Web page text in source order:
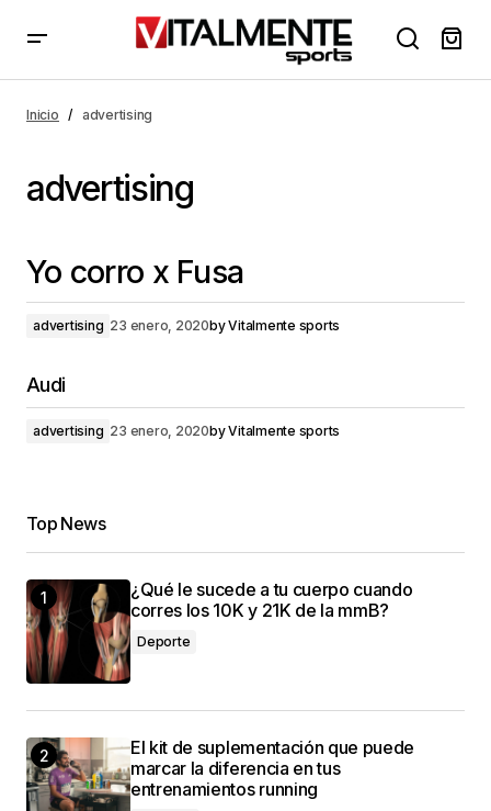
Inicio advertising
advertising
Yo corro x Fusa
advertising 23 enero, 2020byVitalmente sports
Audi
advertising 23 enero, 2020byVitalmente sports
Top News
¿Qué le sucede a tu cuerpo cuando
corres los 10K y 21K de la mmB?
Deporte
El kit de suplementación que puede
marcar la diferencia en tus
entrenamientos running